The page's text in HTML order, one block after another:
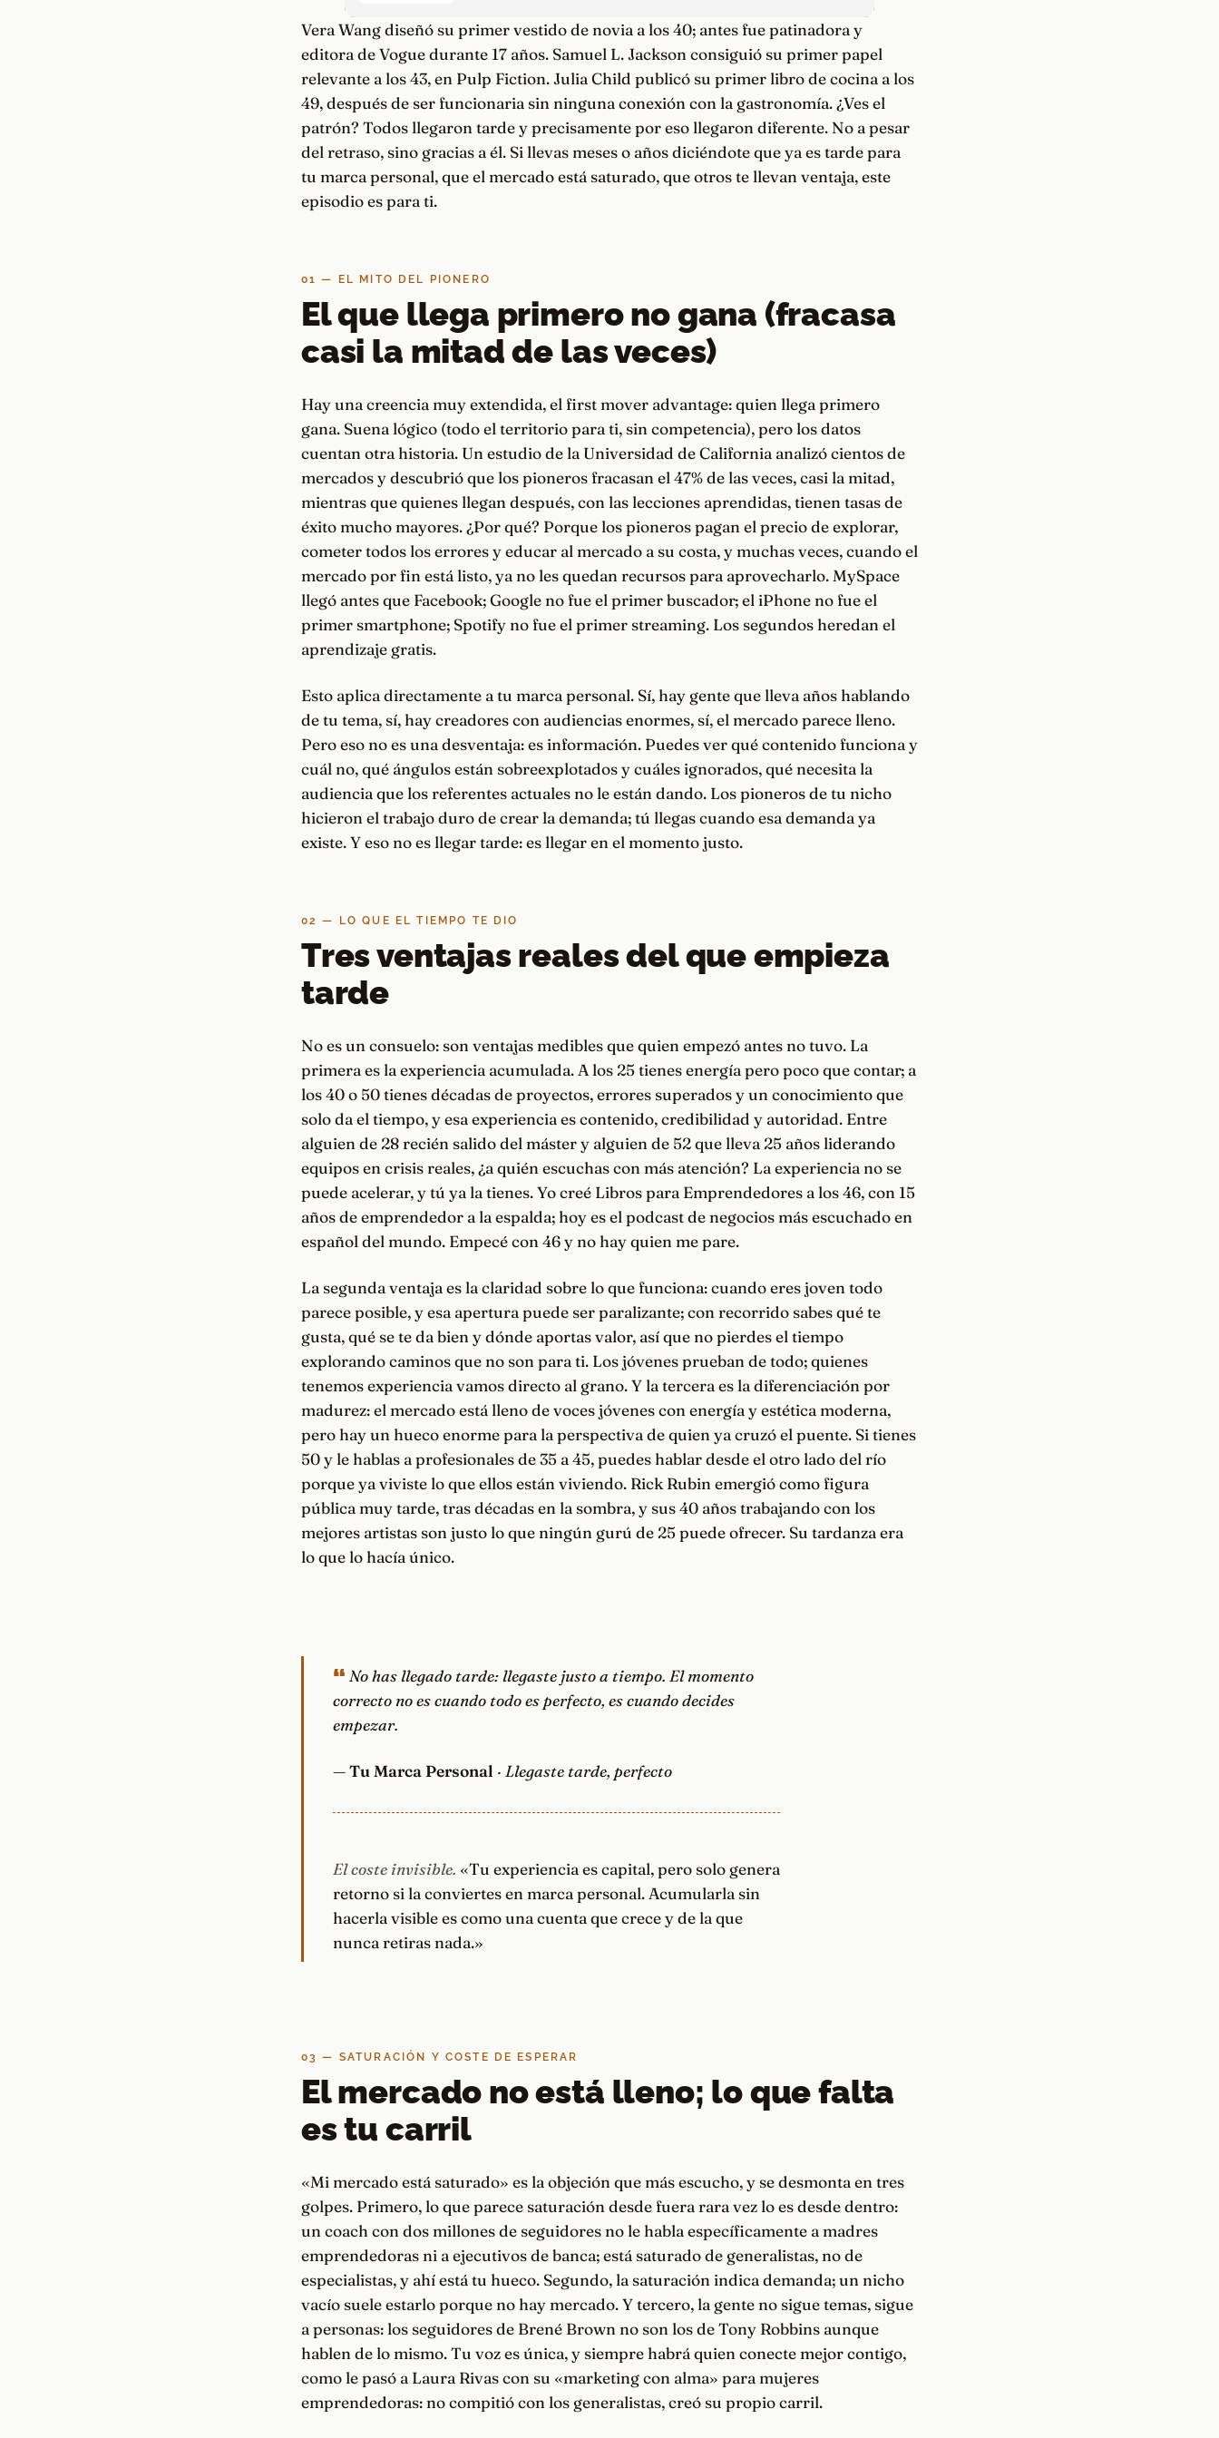
Vera Wang diseñó su primer vestido de novia a los 40; antes fue patinadora y
editora de Vogue durante 17 años. Samuel L. Jackson consiguió su primer papel
relevante a los 43, en Pulp Fiction. Julia Child publicó su primer libro de cocina a los
49, después de ser funcionaria sin ninguna conexión con la gastronomía. ¿Ves el
patrón? Todos llegaron tarde y precisamente por eso llegaron diferente. No a pesar
del retraso, sino gracias a él. Si llevas meses o años diciéndote que ya es tarde para
tu marca personal, que el mercado está saturado, que otros te llevan ventaja, este
episodio es para ti.
01 — EL MITO DEL PIONERO
El que llega primero no gana (fracasa
casi la mitad de las veces)
Hay una creencia muy extendida, el first mover advantage: quien llega primero
gana. Suena lógico (todo el territorio para ti, sin competencia), pero los datos
cuentan otra historia. Un estudio de la Universidad de California analizó cientos de
mercados y descubrió que los pioneros fracasan el 47% de las veces, casi la mitad,
mientras que quienes llegan después, con las lecciones aprendidas, tienen tasas de
éxito mucho mayores. ¿Por qué? Porque los pioneros pagan el precio de explorar,
cometer todos los errores y educar al mercado a su costa, y muchas veces, cuando el
mercado por fin está listo, ya no les quedan recursos para aprovecharlo. MySpace
llegó antes que Facebook; Google no fue el primer buscador; el iPhone no fue el
primer smartphone; Spotify no fue el primer streaming. Los segundos heredan el
aprendizaje gratis.
Esto aplica directamente a tu marca personal. Sí, hay gente que lleva años hablando
de tu tema, sí, hay creadores con audiencias enormes, sí, el mercado parece lleno.
Pero eso no es una desventaja: es información. Puedes ver qué contenido funciona y
cuál no, qué ángulos están sobreexplotados y cuáles ignorados, qué necesita la
audiencia que los referentes actuales no le están dando. Los pioneros de tu nicho
hicieron el trabajo duro de crear la demanda; tú llegas cuando esa demanda ya
existe. Y eso no es llegar tarde: es llegar en el momento justo.
02 — LO QUE EL TIEMPO TE DIO
Tres ventajas reales del que empieza
tarde
No es un consuelo: son ventajas medibles que quien empezó antes no tuvo. La
primera es la experiencia acumulada. A los 25 tienes energía pero poco que contar; a
los 40 o 50 tienes décadas de proyectos, errores superados y un conocimiento que
solo da el tiempo, y esa experiencia es contenido, credibilidad y autoridad. Entre
alguien de 28 recién salido del máster y alguien de 52 que lleva 25 años liderando
equipos en crisis reales, ¿a quién escuchas con más atención? La experiencia no se
puede acelerar, y tú ya la tienes. Yo creé Libros para Emprendedores a los 46, con 15
años de emprendedor a la espalda; hoy es el podcast de negocios más escuchado en
español del mundo. Empecé con 46 y no hay quien me pare.
La segunda ventaja es la claridad sobre lo que funciona: cuando eres joven todo
parece posible, y esa apertura puede ser paralizante; con recorrido sabes qué te
gusta, qué se te da bien y dónde aportas valor, así que no pierdes el tiempo
explorando caminos que no son para ti. Los jóvenes prueban de todo; quienes
tenemos experiencia vamos directo al grano. Y la tercera es la diferenciación por
madurez: el mercado está lleno de voces jóvenes con energía y estética moderna,
pero hay un hueco enorme para la perspectiva de quien ya cruzó el puente. Si tienes
50 y le hablas a profesionales de 35 a 45, puedes hablar desde el otro lado del río
porque ya viviste lo que ellos están viviendo. Rick Rubin emergió como figura
pública muy tarde, tras décadas en la sombra, y sus 40 años trabajando con los
mejores artistas son justo lo que ningún gurú de 25 puede ofrecer. Su tardanza era
lo que lo hacía único.
No has llegado tarde: llegaste justo a tiempo. El momento
correcto no es cuando todo es perfecto, es cuando decides
empezar.
—Tu Marca Personal · Llegaste tarde, perfecto
El coste invisible. «Tu experiencia es capital, pero solo genera
retorno si la conviertes en marca personal. Acumularla sin
hacerla visible es como una cuenta que crece y de la que
nunca retiras nada.»
03 — SATURACIÓN Y COSTE DE ESPERAR
El mercado no está lleno; lo que falta
es tu carril
«Mi mercado está saturado» es la objeción que más escucho, y se desmonta en tres
golpes. Primero, lo que parece saturación desde fuera rara vez lo es desde dentro:
un coach con dos millones de seguidores no le habla específicamente a madres
emprendedoras ni a ejecutivos de banca; está saturado de generalistas, no de
especialistas, y ahí está tu hueco. Segundo, la saturación indica demanda; un nicho
vacío suele estarlo porque no hay mercado. Y tercero, la gente no sigue temas, sigue
a personas: los seguidores de Brené Brown no son los de Tony Robbins aunque
hablen de lo mismo. Tu voz es única, y siempre habrá quien conecte mejor contigo,
como le pasó a Laura Rivas con su «marketing con alma» para mujeres
emprendedoras: no compitió con los generalistas, creó su propio carril.